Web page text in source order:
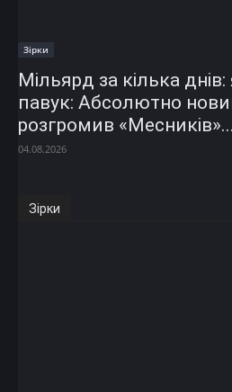
Зірки
Мільярд за кілька
павук: Абсолютно
розгромив «Месників»...
04.08.2026
Зірки